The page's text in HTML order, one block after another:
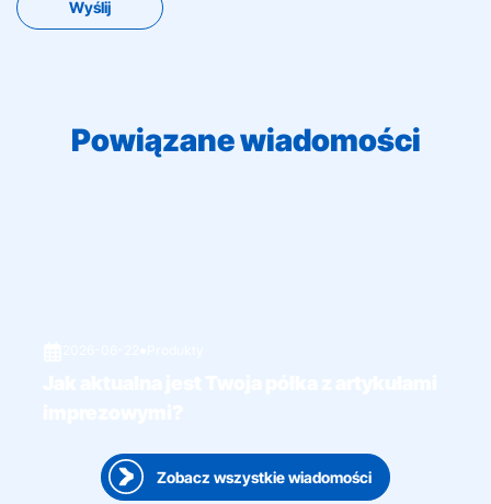
Powiązane wiadomości
Zobacz wszystkie wiadomości